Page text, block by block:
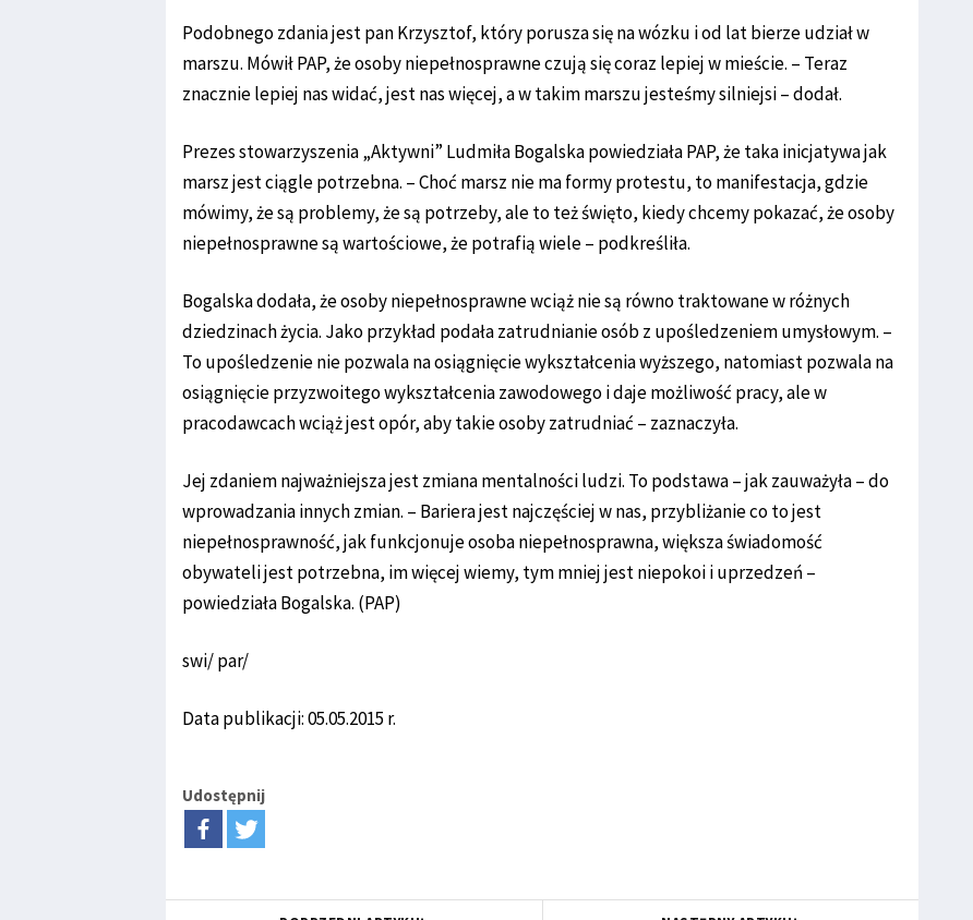
Podobnego zdania jest pan Krzysztof, który porusza się na wózku i od lat bierze udział w
marszu. Mówił PAP, że osoby niepełnosprawne czują się coraz lepiej w mieście. – Teraz
znacznie lepiej nas widać, jest nas więcej, a w takim marszu jesteśmy silniejsi – dodał.
Prezes stowarzyszenia „Aktywni” Ludmiła Bogalska powiedziała PAP, że taka inicjatywa jak
marsz jest ciągle potrzebna. – Choć marsz nie ma formy protestu, to manifestacja, gdzie
mówimy, że są problemy, że są potrzeby, ale to też święto, kiedy chcemy pokazać, że osoby
niepełnosprawne są wartościowe, że potrafią wiele – podkreśliła.
Bogalska dodała, że osoby niepełnosprawne wciąż nie są równo traktowane w różnych
dziedzinach życia. Jako przykład podała zatrudnianie osób z upośledzeniem umysłowym. –
To upośledzenie nie pozwala na osiągnięcie wykształcenia wyższego, natomiast pozwala na
osiągnięcie przyzwoitego wykształcenia zawodowego i daje możliwość pracy, ale w
pracodawcach wciąż jest opór, aby takie osoby zatrudniać – zaznaczyła.
Jej zdaniem najważniejsza jest zmiana mentalności ludzi. To podstawa – jak zauważyła – do
wprowadzania innych zmian. – Bariera jest najczęściej w nas, przybliżanie co to jest
niepełnosprawność, jak funkcjonuje osoba niepełnosprawna, większa świadomość
obywateli jest potrzebna, im więcej wiemy, tym mniej jest niepokoi i uprzedzeń –
powiedziała Bogalska. (PAP)
swi/ par/
Data publikacji: 05.05.2015 r.
Udostępnij